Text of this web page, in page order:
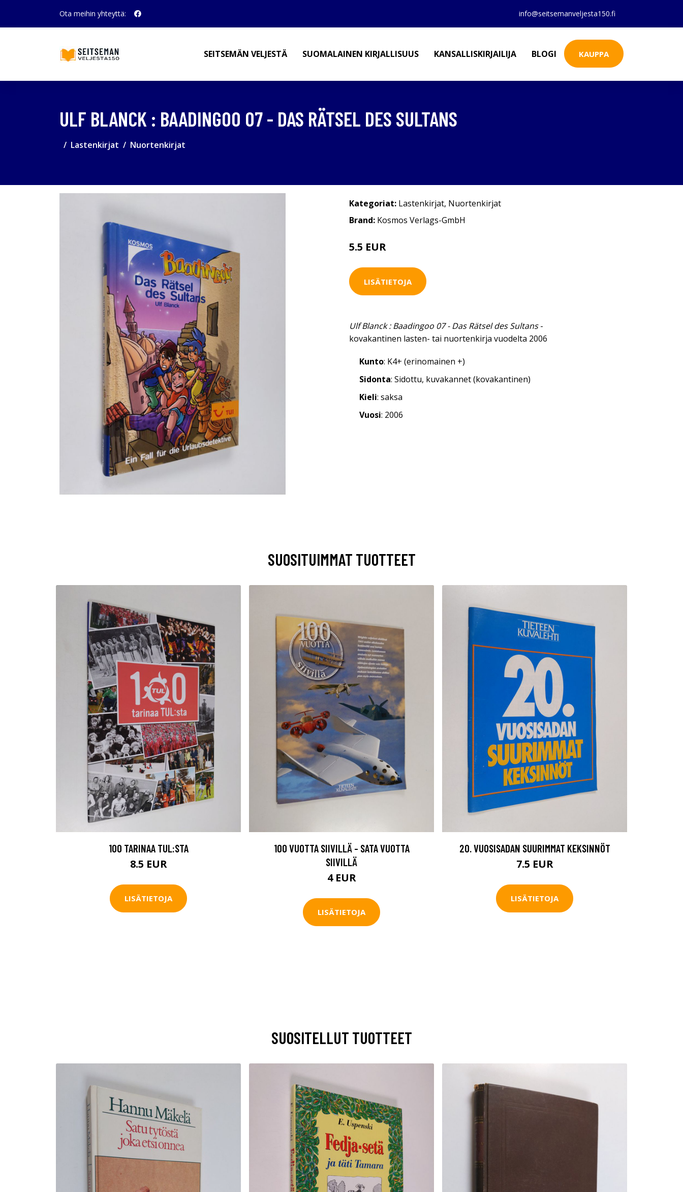
Ota meihin yhteyttä: info@seitsemanveljesta150.fi
SEITSEMÄN VELJESTÄ SUOMALAINEN KIRJALLISUUS KANSALLISKIRJAILIJA BLOGI KAUPPA
ULF BLANCK : BAADINGOO 07 - DAS RÄTSEL DES SULTANS
Lastenkirjat Nuortenkirjat
Kategoriat: Lastenkirjat, Nuortenkirjat
Brand: Kosmos Verlags-GmbH
5.5 EUR
LISÄTIETOJA
Ulf Blanck : Baadingoo 07 - Das Rätsel des Sultans-
kovakantinen lasten- tai nuortenkirja vuodelta 2006
Kunto: K4+ (erinomainen +)
Sidonta: Sidottu, kuvakannet (kovakantinen)
Kieli: saksa
Vuosi: 2006
SUOSITUIMMAT TUOTTEET
100 TARINAA TUL:STA
8.5 EUR
LISÄTIETOJA
100 VUOTTA SIIVILLÄ - SATA VUOTTA
SIIVILLÄ
4 EUR
LISÄTIETOJA
20. VUOSISADAN SUURIMMAT KEKSINNÖT
7.5 EUR
LISÄTIETOJA
SUOSITELLUT TUOTTEET